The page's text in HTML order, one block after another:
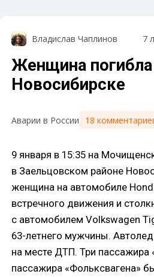
Владислав Чаплинов 7
Женщина
Новосибирске
Аварии в России 18
9 января в 15:35 на
в Заельцовском районе
женщина на автомобиле
встречного движения и
с автомобилем Volkswagen
63-летнего мужчины.
на месте ДТП. Три пассажира
пассажира «Фольксвагена»